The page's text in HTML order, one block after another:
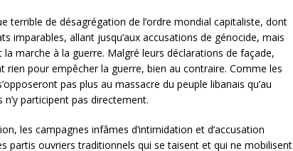
terrible de désagrégation de l’ordre mondial capitaliste, dont
imparables, allant jusqu’aux accusations de génocide, mais
la marche à la guerre. Malgré leurs déclarations de façade,
pour empêcher la guerre, bien au contraire. Comme les
pas plus au massacre du peuple libanais qu’au
participent pas directement.
les campagnes infâmes d’intimidation et d’accusation
partis ouvriers traditionnels qui se taisent et qui ne mobilisent